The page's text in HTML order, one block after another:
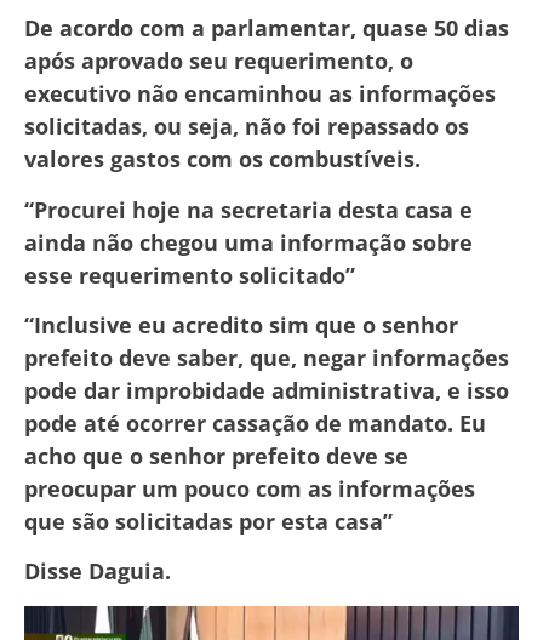
De acordo com a parlamentar, quase 50 dias
após aprovado seu requerimento, o
executivo não encaminhou as informações
solicitadas, ou seja, não foi repassado os
valores gastos com os combustíveis.
“Procurei hoje na secretaria desta casa e
ainda não chegou uma informação sobre
esse requerimento solicitado”
“Inclusive eu acredito sim que o senhor
prefeito deve saber, que, negar informações
pode dar improbidade administrativa, e isso
pode até ocorrer cassação de mandato. Eu
acho que o senhor prefeito deve se
preocupar um pouco com as informações
que são solicitadas por esta casa”
Disse Daguia.
Tocador